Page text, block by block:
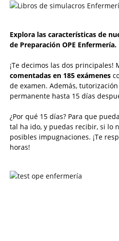
Explora las características de
de Preparación OPE Enfermería.
¡Te decimos las dos principales!
comentadas en 185 exámenes
de examen. Además,
permanente hasta 15 días
¿Por qué 15 días? Para que
tal ha ido, y puedas recibir, si lo
posibles impugnaciones. ¡Te
horas!